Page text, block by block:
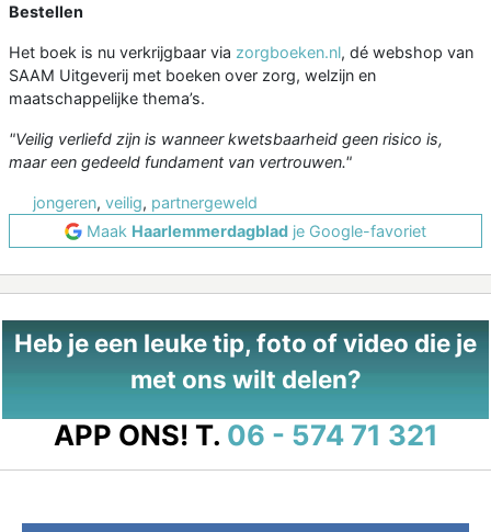
Bestellen
Het boek is nu verkrijgbaar via zorgboeken.nl, dé webshop van
SAAM Uitgeverij met boeken over zorg, welzijn en
maatschappelijke thema’s.
"Veilig verliefd zijn is wanneer kwetsbaarheid geen risico is,
maar een gedeeld fundament van vertrouwen."
jongeren, veilig, partnergeweld
Maak Haarlemmerdagblad je Google-favoriet
Heb je een leuke tip, foto of video die je
met ons wilt delen?
APP ONS! T. 06 - 574 71 321